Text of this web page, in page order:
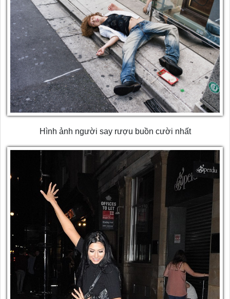
Hình ảnh người say rượu buồn cười nhất